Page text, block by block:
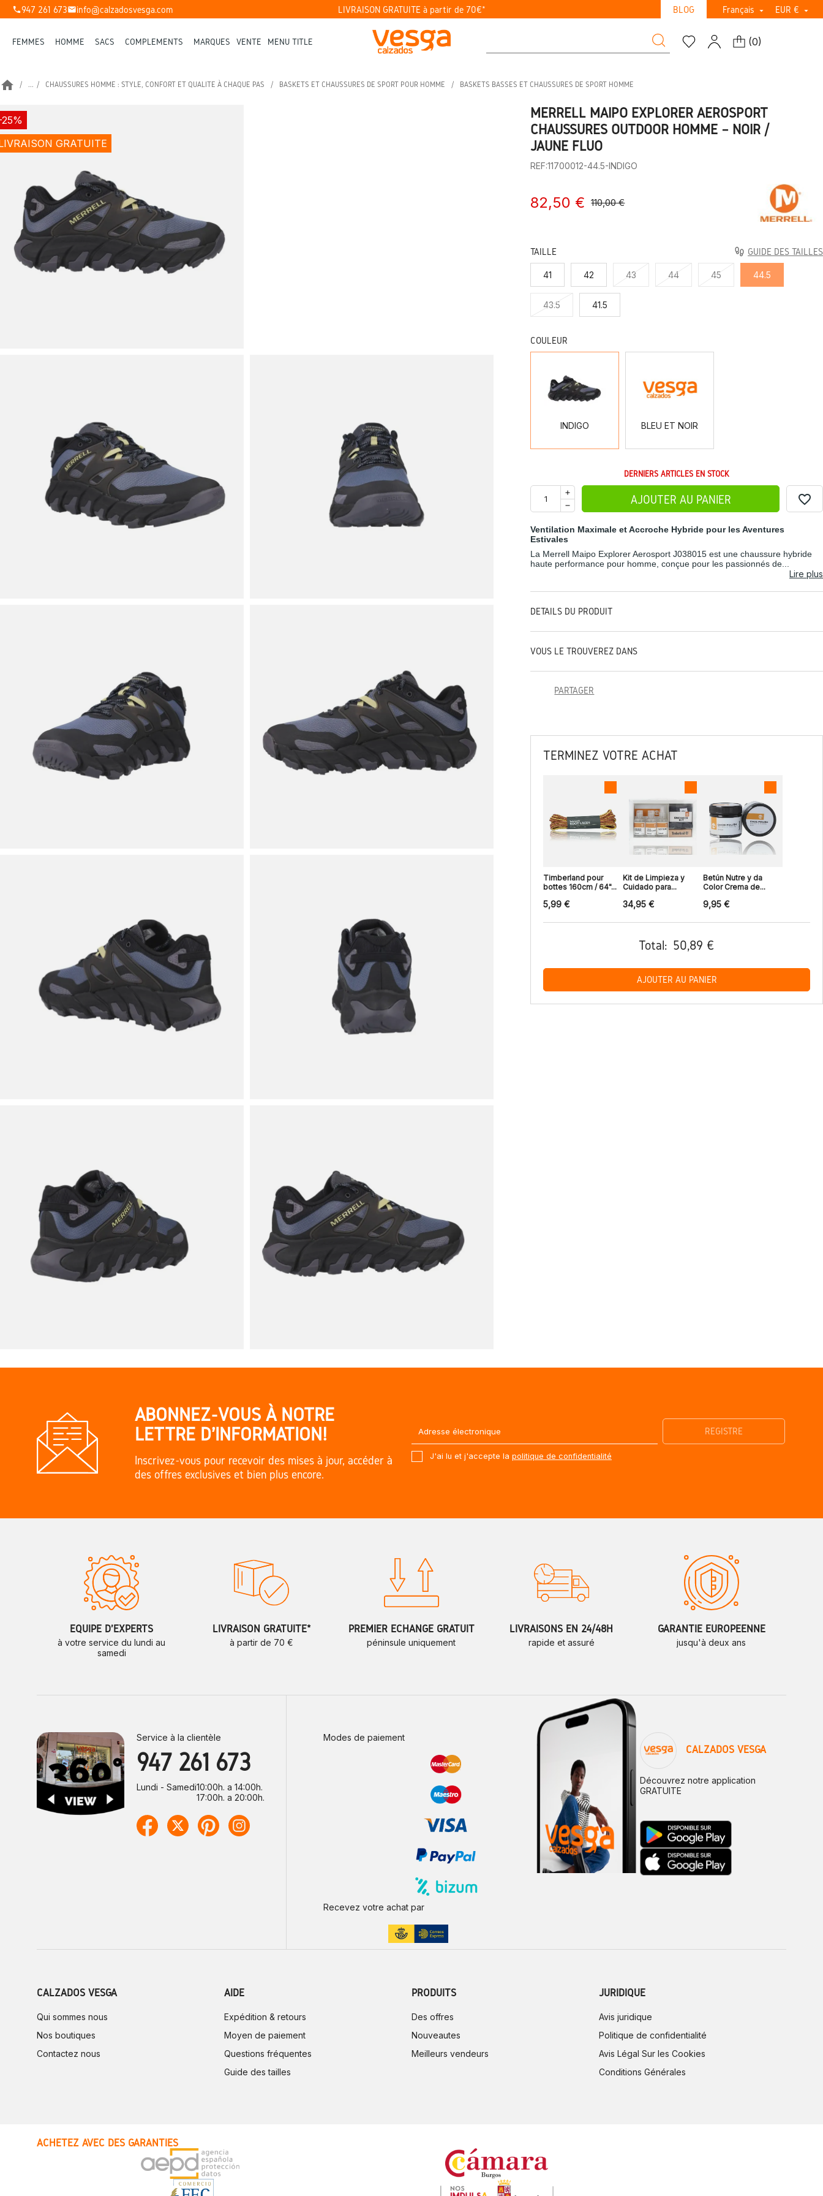
phone947 261 673mailinfo@calzadosvesga.com LIVRAISON GRATUITE à partir de 70€* BLOG Français  EUR € 
FEMMES HOMME SACS COMPLÉMENTS MARQUES VENTE MENU TITLE (0)
home ... CHAUSSURES HOMME : STYLE, CONFORT ET QUALITÉ À CHAQUE PAS BASKETS ET CHAUSSURES DE SPORT POUR HOMME BASKETS BASSES ET CHAUSSURES DE SPORT HOMME
GRATUITE
MERRELL MAIPO EXPLORER AEROSPORT
CHAUSSURES OUTDOOR HOMME – NOIR /
JAUNE FLUO
REF:11700012-44.5-INDIGO
82,50 € 110,00 €
TAILLE GUIDE DES TAILLES
41 42 43 44 45 44.5
43.5 41.5
COULEUR
INDIGO BLEU ET NOIR
NOIR
DERNIERS ARTICLES EN STOCK
AJOUTER AU PANIER favorite_border
Ventilation Maximale et Accroche Hybride pour les Aventures
Estivales
La Merrell Maipo Explorer Aerosport J038015 est une chaussure hybride
haute performance pour homme, conçue pour les passionnés de...
Lire plus
DÉTAILS DU PRODUIT
VOUS LE TROUVEREZ DANS
PARTAGER
TERMINEZ VOTRE ACHAT
Timberland pour
bottes 160cm / 64"...
5,99 €
Kit de Limpieza y
Cuidado para...
34,95 €
Betún Nutre y da
Color Crema de...
9,95 €
Total: 50,89 €
AJOUTER AU PANIER
ABONNEZ-VOUS À NOTRE
LETTRE D'INFORMATION!
Inscrivez-vous pour recevoir des mises à jour, accéder à
des offres exclusives et bien plus encore.
J'ai lu et j'accepte la politique de confidentialité
ÉQUIPE D'EXPERTS
à votre service du lundi au
samedi
LIVRAISON GRATUITE*
à partir de 70 €
PREMIER ÉCHANGE GRATUIT
péninsule uniquement
LIVRAISONS EN 24/48H
rapide et assuré
GARANTIE EUROPÉENNE
jusqu'à deux ans
Service à la clientèle
947 261 673
Lundi - Samedi10:00h. a 14:00h.
17:00h. a 20:00h.
Modes de paiement
Recevez votre achat par
CALZADOS VESGA
Découvrez notre application
GRATUITE
CALZADOS VESGA
Qui sommes nous
Nos boutiques
Contactez nous
AIDE
Expédition & retours
Moyen de paiement
Questions fréquentes
Guide des tailles
PRODUITS
Des offres
Nouveautes
Meilleurs vendeurs
JURIDIQUE
Avis juridique
Politique de confidentialité
Avis Légal Sur les Cookies
Conditions Générales
ACHETEZ AVEC DES GARANTIES